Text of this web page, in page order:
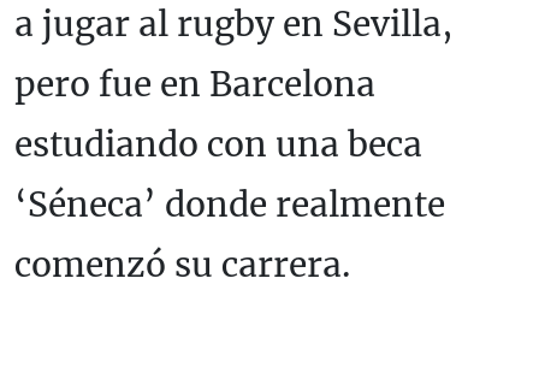
a jugar al rugby en Sevilla,
pero fue en Barcelona
estudiando con una beca
‘Séneca’ donde realmente
comenzó su carrera.